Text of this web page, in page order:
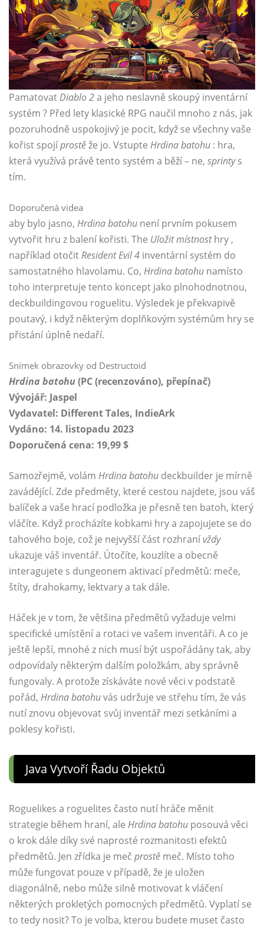
PamatovatDiablo 2a jeho neslavně skoupý inventární
systém ? Před lety klasické RPG naučil mnoho z nás, jak
pozoruhodně uspokojivý je pocit, když se všechny vaše
kořist spojíprostěže jo. Vstupte Hrdina batohu : hra,
která využívá právě tento systém a běží – ne, sprintys
tím.
Doporučená videa
aby bylo jasno, Hrdina batohu není prvním pokusem
vytvořit hru z balení kořisti. The Uložit místnosthry ,
například otočitResident Evil 4 inventární systém do
samostatného hlavolamu. Co, Hrdina batohu namísto
toho interpretuje tento koncept jako plnohodnotnou,
deckbuildingovou roguelitu. Výsledek je překvapivě
poutavý, i když některým doplňkovým systémům hry se
přistání úplně nedaří.
Snímek obrazovky od Destructoid
Hrdina batohu(PC (recenzováno), přepínač)
Vývojář: Jaspel
Vydavatel: Different Tales, IndieArk
Vydáno: 14. listopadu 2023
Doporučená cena: 19,99 $
Samozřejmě, volám Hrdina batohu deckbuilder je mírně
zavádějící. Zde předměty, které cestou najdete, jsou váš
balíček a vaše hrací podložka je přesně ten batoh, který
vláčíte. Když procházíte kobkami hry a zapojujete se do
tahového boje, což je nejvyšší část rozhranívždy
ukazuje váš inventář. Útočíte, kouzlíte a obecně
interagujete s dungeonem aktivací předmětů: meče,
štíty, drahokamy, lektvary a tak dále.
Háček je v tom, že většina předmětů vyžaduje velmi
specifické umístění a rotaci ve vašem inventáři. A co je
ještě lepší, mnohé z nich musí být uspořádány tak, aby
odpovídaly některým dalším položkám, aby správně
fungovaly. A protože získáváte nové věci v podstatě
pořád, Hrdina batohuvás udržuje ve střehu tím, že vás
nutí znovu objevovat svůj inventář mezi setkáními a
poklesy kořisti.
Java Vytvoří Řadu Objektů
Roguelikes a roguelites často nutí hráče měnit
strategie během hraní, ale Hrdina batohu posouvá věci
o krok dále díky své naprosté rozmanitosti efektů
předmětů. Jen zřídka je meč prostě meč. Místo toho
může fungovat pouze v případě, že je uložen
diagonálně, nebo může silně motivovat k vláčení
některých prokletých pomocných předmětů. Vyplatí se
to tedy nosit? To je volba, kterou budete muset často